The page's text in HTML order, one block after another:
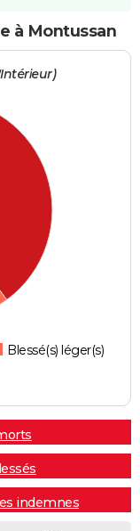
à Montussan
Blessé(s) léger(s)
indemnes